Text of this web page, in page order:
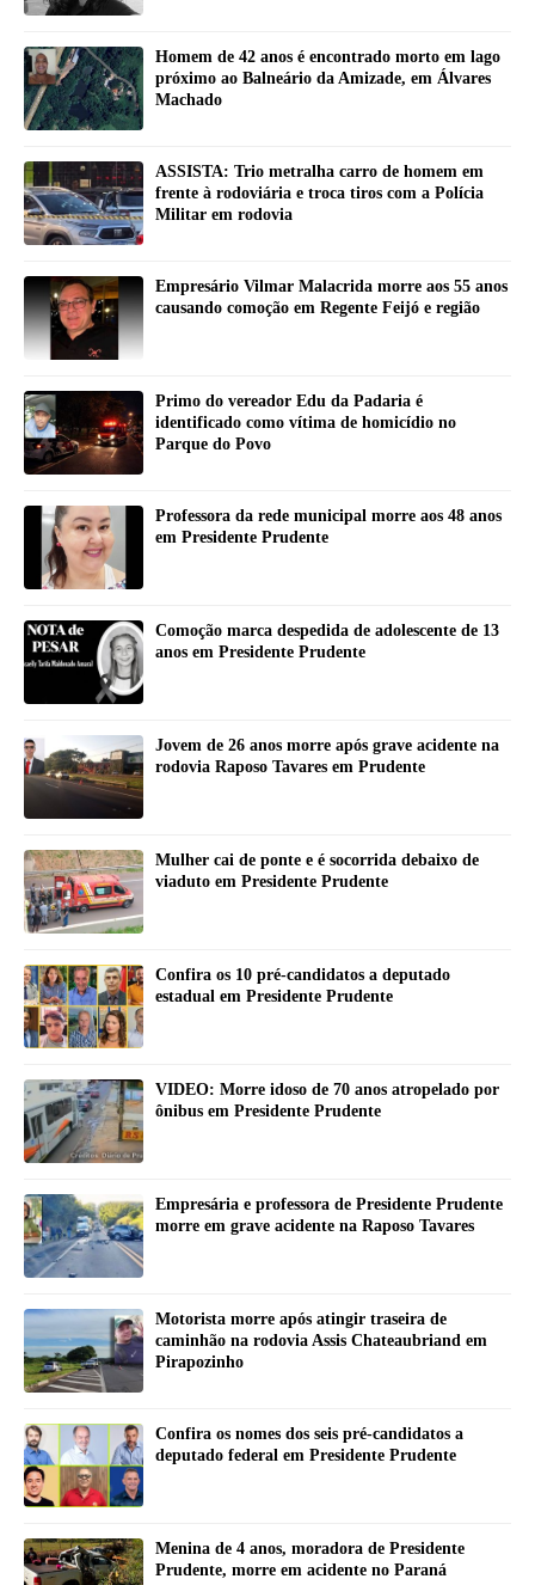
Homem de 42 anos é encontrado morto em lago
próximo ao Balneário da Amizade, em Álvares
Machado
ASSISTA: Trio metralha carro de homem em
frente à rodoviária e troca tiros com a Polícia
Militar em rodovia
Empresário Vilmar Malacrida morre aos 55 anos
causando comoção em Regente Feijó e região
Primo do vereador Edu da Padaria é
identificado como vítima de homicídio no
Parque do Povo
Professora da rede municipal morre aos 48 anos
em Presidente Prudente
Comoção marca despedida de adolescente de 13
anos em Presidente Prudente
Jovem de 26 anos morre após grave acidente na
rodovia Raposo Tavares em Prudente
Mulher cai de ponte e é socorrida debaixo de
viaduto em Presidente Prudente
Confira os 10 pré-candidatos a deputado
estadual em Presidente Prudente
VIDEO: Morre idoso de 70 anos atropelado por
ônibus em Presidente Prudente
Empresária e professora de Presidente Prudente
morre em grave acidente na Raposo Tavares
Motorista morre após atingir traseira de
caminhão na rodovia Assis Chateaubriand em
Pirapozinho
Confira os nomes dos seis pré-candidatos a
deputado federal em Presidente Prudente
Menina de 4 anos, moradora de Presidente
Prudente, morre em acidente no Paraná